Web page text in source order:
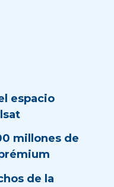
espacio
millones de
de la